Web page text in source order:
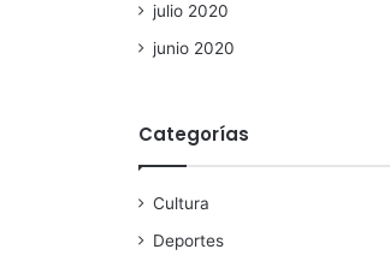
julio 2020
junio 2020
Categorías
Cultura
Deportes